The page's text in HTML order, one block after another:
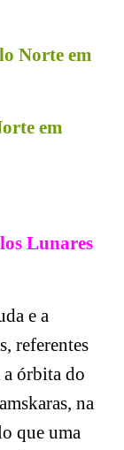
Norte em
em
Lunares
e a
referentes
órbita do
na
que uma